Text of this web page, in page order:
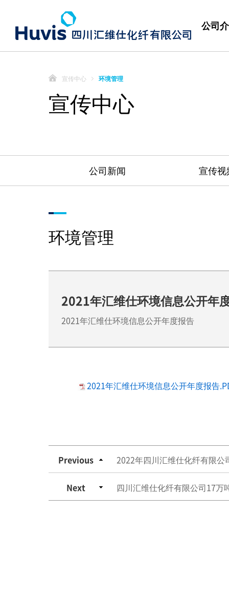
公司
宣传中心 环境管理
宣传中心
公司新闻 宣传视
环境管理
2021年汇维仕环境信息公开年
2021年汇维仕环境信息公开年度报告
2021年汇维仕环境信息公开年度报告
Previous 2022年四川汇维仕化纤有限
Next 四川汇维仕化纤有限公司17